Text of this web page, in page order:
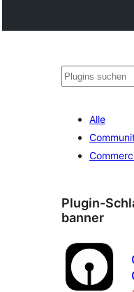
Suchen
Alle
Plugin-
banner